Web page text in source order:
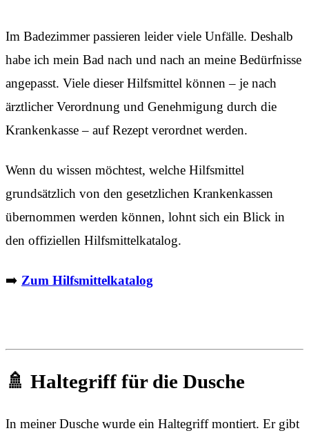
Im Badezimmer passieren leider viele Unfälle. Deshalb
habe ich mein Bad nach und nach an meine Bedürfnisse
angepasst. Viele dieser Hilfsmittel können – je nach
ärztlicher Verordnung und Genehmigung durch die
Krankenkasse – auf Rezept verordnet werden.
Wenn du wissen möchtest, welche Hilfsmittel
grundsätzlich von den gesetzlichen Krankenkassen
übernommen werden können, lohnt sich ein Blick in
den offiziellen Hilfsmittelkatalog.
➡️ Zum Hilfsmittelkatalog
🚿 Haltegriff für die Dusche
In meiner Dusche wurde ein Haltegriff montiert. Er gibt